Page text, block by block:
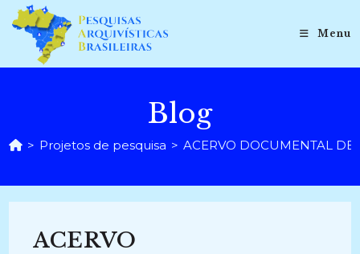
para
conteúdo
Menu
Blog
> Projetos de pesquisa > ACERVO DOCUMENTAL DE
ACERVO